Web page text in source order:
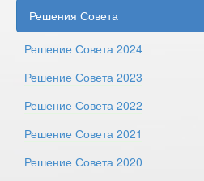
Решения Совета
Решение Совета 2024
Решение Совета 2023
Решение Совета 2022
Решение Совета 2021
Решение Совета 2020